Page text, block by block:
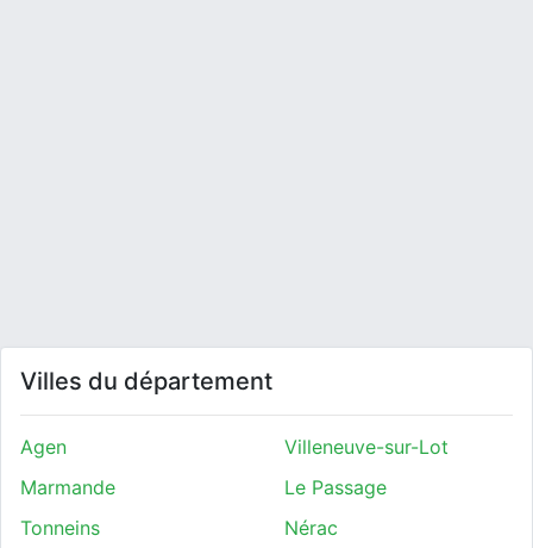
Villes du département
Agen
Villeneuve-sur-Lot
Marmande
Le Passage
Tonneins
Nérac